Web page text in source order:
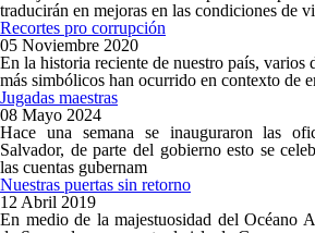
traducirán en mejoras en las condiciones de
Recortes pro corrupción
05 Noviembre 2020
En la historia reciente de nuestro país, varios
más simbólicos han ocurrido en contexto de
Jugadas maestras
08 Mayo 2024
Hace una semana se inauguraron las
Salvador, de parte del gobierno esto se
las cuentas gubernam
Nuestras puertas sin retorno
12 Abril 2019
En medio de la majestuosidad del Océano